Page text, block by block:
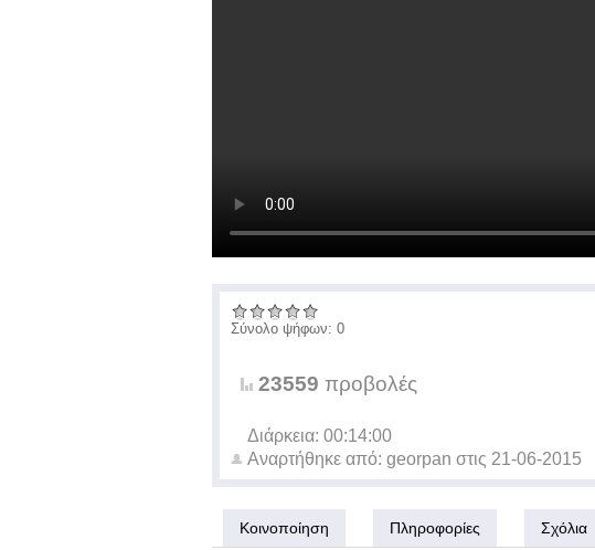
Σύνολο ψήφων: 0
23559 προβολές
Διάρκεια: 00:14:00
Αναρτήθηκε από: georpan στις 21-06-2015
Κοινοποίηση Πληροφορίες Σχόλια